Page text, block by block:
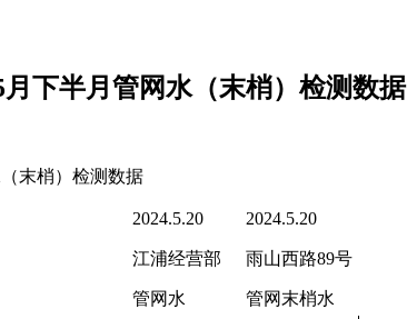
下半月管网水（末梢）检测数据
末梢）检测数据
2024.5.20 2024.5.20
江浦经营部 雨山西路89号
管网水
管网末梢水